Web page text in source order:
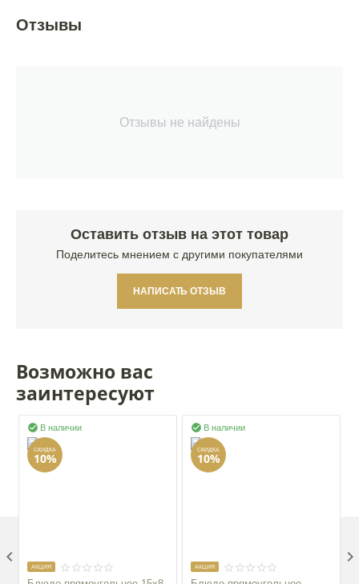
Отзывы
Отзывы не найдены
Оставить отзыв на этот товар
Поделитесь мнением с другими покупателями
НАПИСАТЬ ОТЗЫВ
Возможно вас
заинтересуют
В наличии

СКИДКА
10%
AКЦИЯ
В наличии

СКИДКА
10%
AКЦИЯ
 